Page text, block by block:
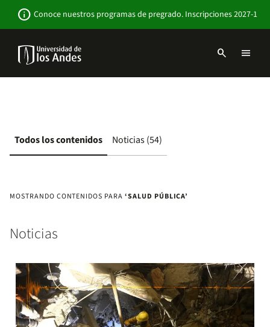
contenido
info Conoce nuestros programas de pregrado. Inscripciones 2027-1
Navbar
search menu
Todos los contenidos Noticias (54)
MOSTRANDO CONTENIDOS PARA ‘SALUD PÚBLICA’
Noticias